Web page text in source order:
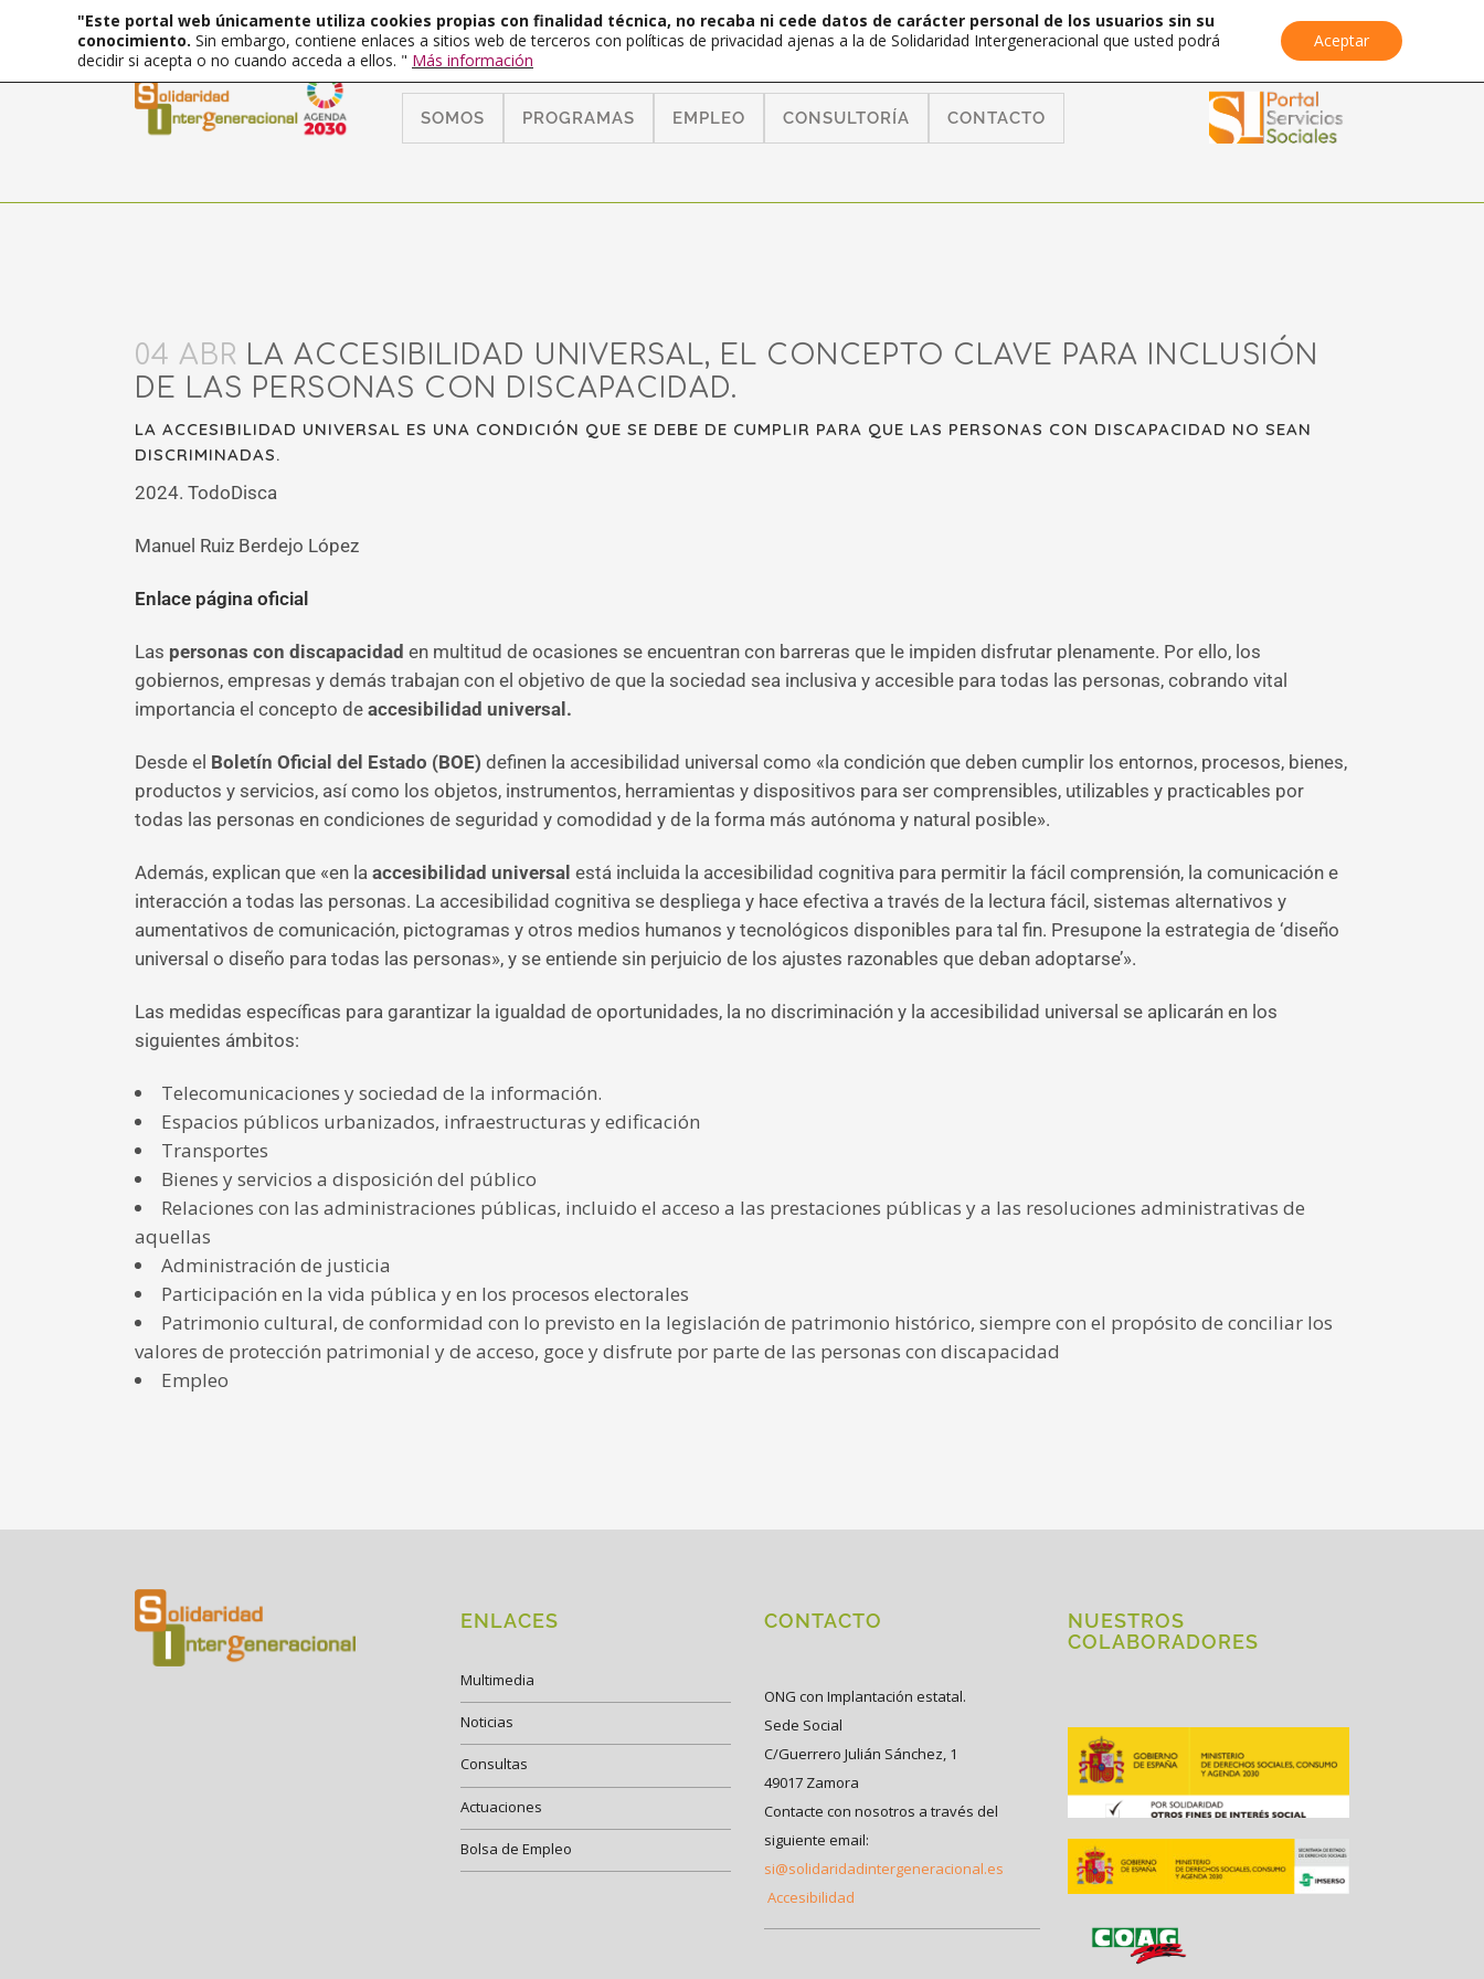
SOMOS PROGRAMAS EMPLEO CONSULTORÍA CONTACTO
04 ABR LA ACCESIBILIDAD UNIVERSAL, EL CONCEPTO CLAVE PARA INCLUSIÓN
DE LAS PERSONAS CON DISCAPACIDAD.
LA ACCESIBILIDAD UNIVERSAL ES UNA CONDICIÓN QUE SE DEBE DE CUMPLIR PARA QUE LAS PERSONAS CON DISCAPACIDAD NO SEAN
DISCRIMINADAS.
2024. TodoDisca
Manuel Ruiz Berdejo López
Enlace página oficial
Las personas con discapacidad en multitud de ocasiones se encuentran con barreras que le impiden disfrutar plenamente. Por ello, los
gobiernos, empresas y demás trabajan con el objetivo de que la sociedad sea inclusiva y accesible para todas las personas, cobrando vital
importancia el concepto de accesibilidad universal.
Desde el Boletín Oficial del Estado (BOE) definen la accesibilidad universal como «la condición que deben cumplir los entornos, procesos, bienes,
productos y servicios, así como los objetos, instrumentos, herramientas y dispositivos para ser comprensibles, utilizables y practicables por
todas las personas en condiciones de seguridad y comodidad y de la forma más autónoma y natural posible».
Además, explican que «en la accesibilidad universal está incluida la accesibilidad cognitiva para permitir la fácil comprensión, la comunicación e
interacción a todas las personas. La accesibilidad cognitiva se despliega y hace efectiva a través de la lectura fácil, sistemas alternativos y
aumentativos de comunicación, pictogramas y otros medios humanos y tecnológicos disponibles para tal fin. Presupone la estrategia de ‘diseño
universal o diseño para todas las personas», y se entiende sin perjuicio de los ajustes razonables que deban adoptarse’».
Las medidas específicas para garantizar la igualdad de oportunidades, la no discriminación y la accesibilidad universal se aplicarán en los
siguientes ámbitos:
Telecomunicaciones y sociedad de la información.
Espacios públicos urbanizados, infraestructuras y edificación
Transportes
Bienes y servicios a disposición del público
Relaciones con las administraciones públicas, incluido el acceso a las prestaciones públicas y a las resoluciones administrativas de
aquellas
Administración de justicia
Participación en la vida pública y en los procesos electorales
Patrimonio cultural, de conformidad con lo previsto en la legislación de patrimonio histórico, siempre con el propósito de conciliar los
valores de protección patrimonial y de acceso, goce y disfrute por parte de las personas con discapacidad
Empleo
ENLACES
Multimedia
Noticias
Consultas
Actuaciones
Bolsa de Empleo
CONTACTO
ONG con Implantación estatal.
Sede Social
C/Guerrero Julián Sánchez, 1
49017 Zamora
Contacte con nosotros a través del
siguiente email:
si@solidaridadintergeneracional.es
Accesibilidad
NUESTROS
COLABORADORES
"Este portal web únicamente utiliza cookies propias con finalidad técnica, no recaba ni cede datos de carácter personal de los usuarios sin su
conocimiento. Sin embargo, contiene enlaces a sitios web de terceros con políticas de privacidad ajenas a la de Solidaridad Intergeneracional que usted podrá
decidir si acepta o no cuando acceda a ellos. " Más información
Aceptar